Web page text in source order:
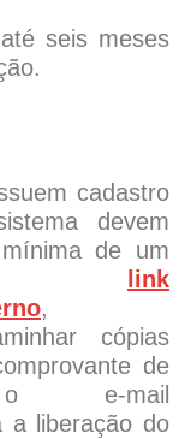
seis meses
cadastro
devem
de um
link
,
cópias
de
e-mail
a liberação do